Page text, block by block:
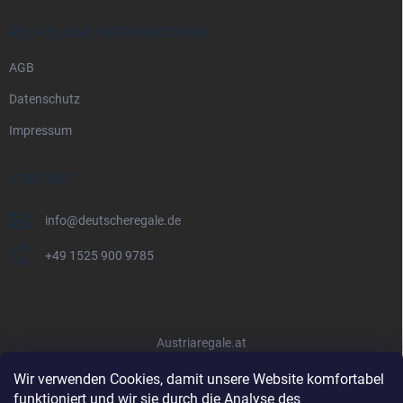
Wir verwenden Cookies, damit unsere Website komfortabel
funktioniert und wir sie durch die Analyse des
RECHTLICHE INFORMATIONEN
AGB
Datenschutz
Impressum
KONTAKT
info@deutscheregale.de
+49 1525 900 9785
Austriaregale.at